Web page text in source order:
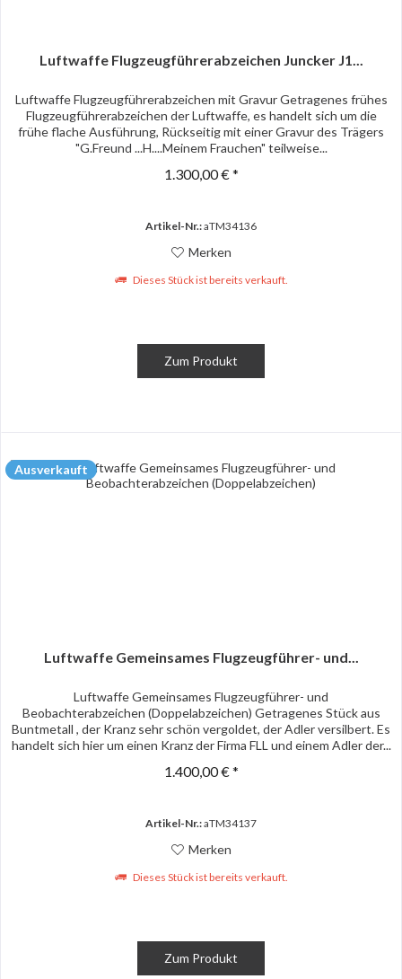
Luftwaffe Flugzeugführerabzeichen Juncker J1...
Luftwaffe Flugzeugführerabzeichen mit Gravur Getragenes frühes
Flugzeugführerabzeichen der Luftwaffe, es handelt sich um die
frühe flache Ausführung, Rückseitig mit einer Gravur des Trägers
"G.Freund ...H....Meinem Frauchen" teilweise...
1.300,00 € *
Artikel-Nr.:aTM34136
Merken
Dieses Stück ist bereits verkauft.
Zum Produkt
Ausverkauft
Luftwaffe Gemeinsames Flugzeugführer- und...
Luftwaffe Gemeinsames Flugzeugführer- und
Beobachterabzeichen (Doppelabzeichen) Getragenes Stück aus
Buntmetall , der Kranz sehr schön vergoldet, der Adler versilbert. Es
handelt sich hier um einen Kranz der Firma FLL und einem Adler der...
1.400,00 € *
Artikel-Nr.:aTM34137
Merken
Dieses Stück ist bereits verkauft.
Zum Produkt